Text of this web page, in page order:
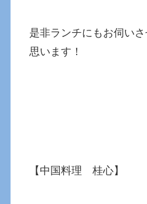
是非ランチにもお伺い
思います！
【中国料理 桂心】